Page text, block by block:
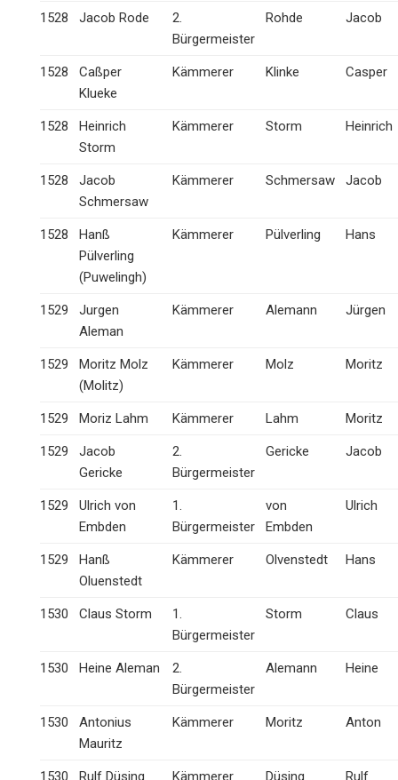
1528 Jacob Rode
2.
Bürgermeister
Rohde Jacob
1528
Caßper
Klueke
Kämmerer Klinke Casper
1528
Heinrich
Storm
Kämmerer Storm Heinrich
1528
Jacob
Schmersaw
Kämmerer Schmersaw Jacob
1528
Hanß
Pülverling
(Puwelingh)
Kämmerer Pülverling Hans
1529
Jurgen
Aleman
Kämmerer Alemann Jürgen
1529
Moritz Molz
(Molitz)
Kämmerer Molz Moritz
1529 Moriz Lahm Kämmerer Lahm Moritz
1529
Jacob
Gericke
2.
Bürgermeister
Gericke Jacob
1529
Ulrich von
Embden
1.
Bürgermeister
von
Embden
Ulrich
1529
Hanß
Oluenstedt
Kämmerer Olvenstedt Hans
1530 Claus Storm
1.
Bürgermeister
Storm Claus
1530 Heine Aleman
2.
Bürgermeister
Alemann Heine
1530
Antonius
Mauritz
Kämmerer Moritz Anton
1530 Rulf Düsing Kämmerer Düsing Rulf